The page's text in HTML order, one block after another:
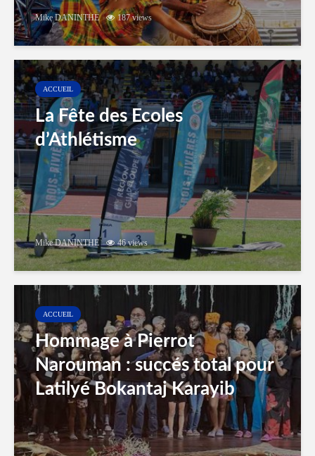
Mike DANINTHE 187 views
ACCUEIL
La Fête des Ecoles
d’Athlétisme
Mike DANINTHE 46 views
ACCUEIL
Hommage à Pierrot
Narouman : succés total pour
Latilyé Bokantaj Karayib